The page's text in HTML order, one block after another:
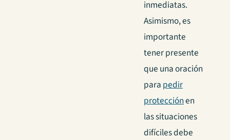
inmediatas.
Asimismo, es
importante
tener presente
que una oración
para pedir
protecciónen
las situaciones
difíciles debe